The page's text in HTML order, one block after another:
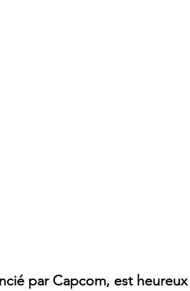
par Capcom, est heureux